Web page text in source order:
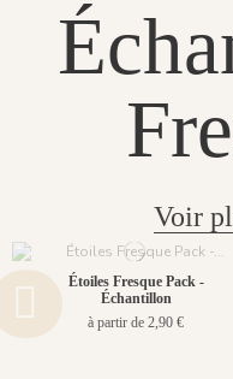
Voir
Étoiles Fresque Pack -
Échantillon
à partir de 2,90 €